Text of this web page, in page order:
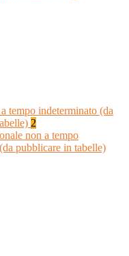
tempo indeterminato (da
2
non a tempo
pubblicare in tabelle)